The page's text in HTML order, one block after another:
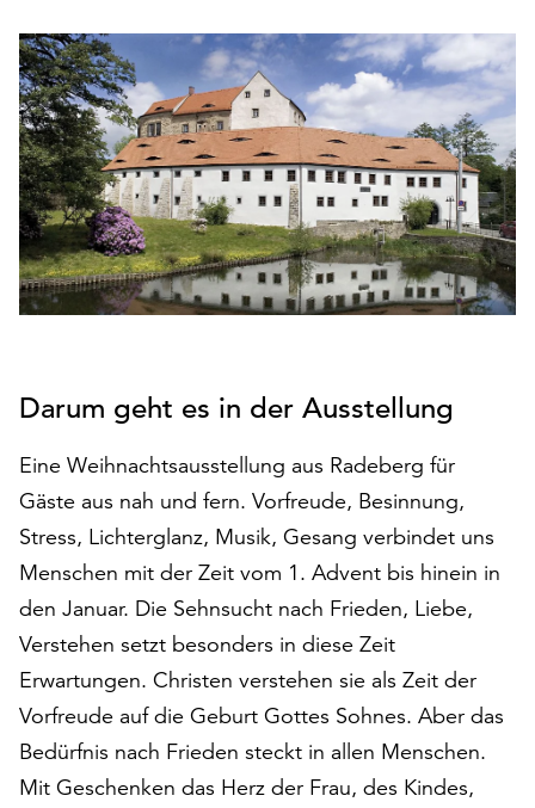
Betrieb
der
Seite
notwendig
sind
(funktionale
Cookies),
sowie
solche,
die
lediglich
Statistikzwecken
werden.
Klicken
Sie
auf
„Alle
akzeptieren“,
um
alle
Cookies
zu
akzeptieren.
Sie
Darum geht es in der Ausstellung
Eine Weihnachtsausstellung aus Radeberg für
Gäste aus nah und fern. Vorfreude, Besinnung,
Stress, Lichterglanz, Musik, Gesang verbindet uns
Menschen mit der Zeit vom 1. Advent bis hinein in
den Januar. Die Sehnsucht nach Frieden, Liebe,
Verstehen setzt besonders in diese Zeit
Erwartungen. Christen verstehen sie als Zeit der
Vorfreude auf die Geburt Gottes Sohnes. Aber das
Bedürfnis nach Frieden steckt in allen Menschen.
Mit Geschenken das Herz der Frau, des Kindes,